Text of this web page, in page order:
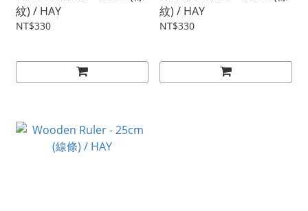
紋) / HAY
NT$330
紋) / HAY
NT$330